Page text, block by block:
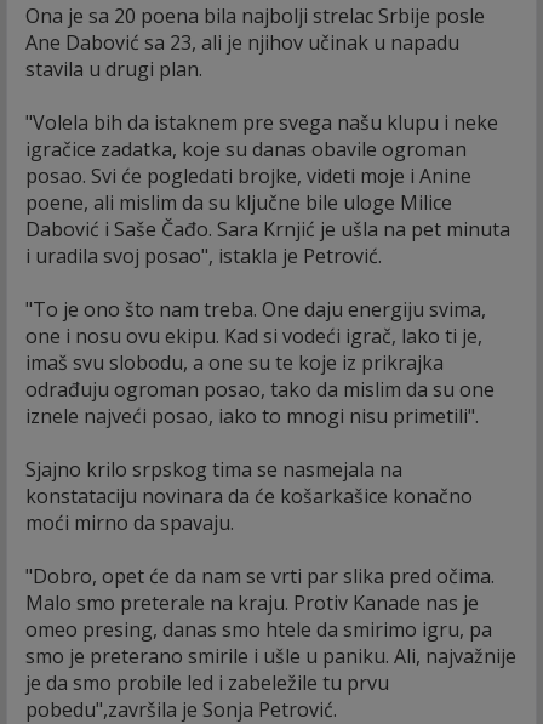
Ona je sa 20 poena bila najbolji strelac Srbije posle
Ane Dabović sa 23, ali je njihov učinak u napadu
stavila u drugi plan.
"Volela bih da istaknem pre svega našu klupu i neke
igračice zadatka, koje su danas obavile ogroman
posao. Svi će pogledati brojke, videti moje i Anine
poene, ali mislim da su ključne bile uloge Milice
Dabović i Saše Čađo. Sara Krnjić je ušla na pet minuta
i uradila svoj posao", istakla je Petrović.
"To je ono što nam treba. One daju energiju svima,
one i nosu ovu ekipu. Kad si vodeći igrač, lako ti je,
imaš svu slobodu, a one su te koje iz prikrajka
odrađuju ogroman posao, tako da mislim da su one
iznele najveći posao, iako to mnogi nisu primetili".
Sjajno krilo srpskog tima se nasmejala na
konstataciju novinara da će košarkašice konačno
moći mirno da spavaju.
"Dobro, opet će da nam se vrti par slika pred očima.
Malo smo preterale na kraju. Protiv Kanade nas je
omeo presing, danas smo htele da smirimo igru, pa
smo je preterano smirile i ušle u paniku. Ali, najvažnije
je da smo probile led i zabeležile tu prvu
pobedu",završila je Sonja Petrović.